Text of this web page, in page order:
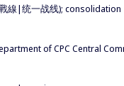
線|统一战线); consolidation
of CPC Central